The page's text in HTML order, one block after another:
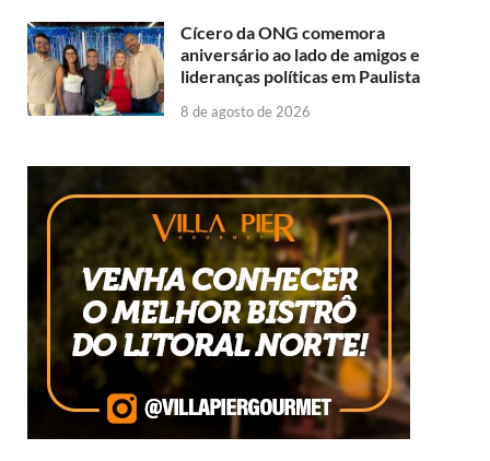
Cícero da ONG comemora
aniversário ao lado de amigos e
lideranças políticas em Paulista
8 de agosto de 2026